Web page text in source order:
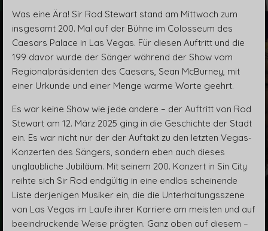
Was eine Ära! Sir Rod Stewart stand am Mittwoch zum
insgesamt 200. Mal auf der Bühne im Colosseum des
Caesars Palace in Las Vegas. Für diesen Auftritt und die
199 davor wurde der Sänger während der Show vom
Regionalpräsidenten des Caesars, Sean McBurney, mit
einer Urkunde und einer Menge warme Worte geehrt.
Es war keine Show wie jede andere – der Auftritt von Rod
Stewart am 12. März 2025 ging in die Geschichte der Stadt
ein. Es war nicht nur der der Auftakt zu den letzten Vegas-
Konzerten des Sängers, sondern eben auch dieses
unglaubliche Jubiläum. Mit seinem 200. Konzert in Sin City
reihte sich Sir Rod endgültig in eine endlos scheinende
Liste derjenigen Musiker ein, die die Unterhaltungsszene
von Las Vegas im Laufe ihrer Karriere am meisten und auf
beeindruckende Weise prägten. Ganz oben auf diesem –